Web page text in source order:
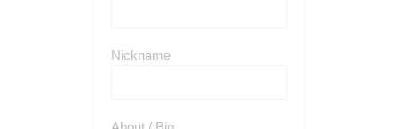
Nickname